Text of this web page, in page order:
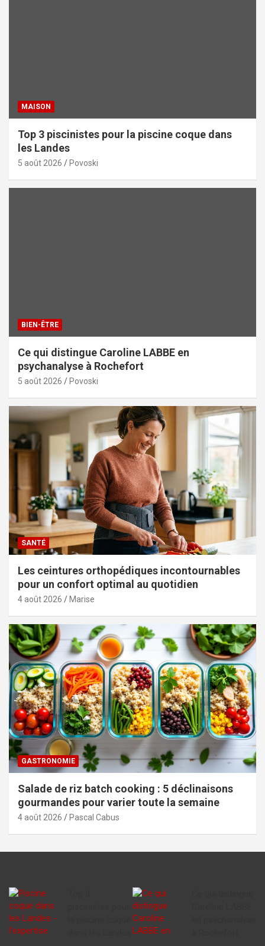
MAISON
Top 3 piscinistes pour la piscine coque dans
les Landes
5 août 2026 Povoski
BIEN-ÊTRE
Ce qui distingue Caroline LABBE en
psychanalyse à Rochefort
5 août 2026 Povoski
SANTÉ
Les ceintures orthopédiques incontournables
pour un confort optimal au quotidien
4 août 2026 Marise
GASTRONOMIE
Salade de riz batch cooking : 5 déclinaisons
gourmandes pour varier toute la semaine
4 août 2026 Pascal Cabus